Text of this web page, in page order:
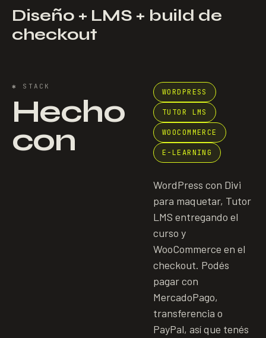
Diseño + LMS + build de
checkout
✱ STACK
Hecho
con
WORDPRESS
TUTOR LMS
WOOCOMMERCE
E-LEARNING
WordPress con Divi
para maquetar, Tutor
LMS entregando el
curso y
WooCommerce en el
checkout. Podés
pagar con
MercadoPago,
transferencia o
PayPal, así que tenés